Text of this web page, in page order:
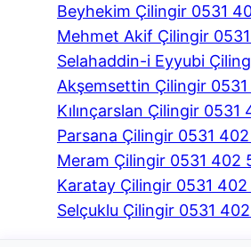
Beyhekim Çilingir 0531
Mehmet Akif Çilingir
Selahaddin-i Eyyubi
Akşemsettin Çilingir
Kılınçarslan Çilingir 0531
Parsana Çilingir 0531
Meram Çilingir 0531 402
Karatay Çilingir 0531 402
Selçuklu Çilingir 0531